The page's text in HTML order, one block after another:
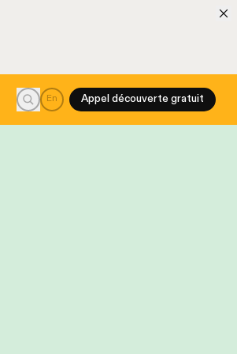
Recherche
En Appel découverte gratuit